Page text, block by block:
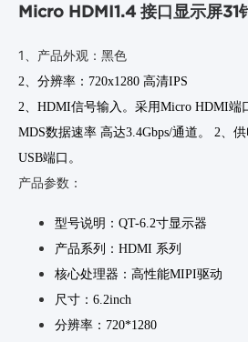
Micro HDMI1.4 接口显示屏31
1、产品外观：黑色
2、分辨率：720x1280 高清IPS
2、HDMI信号输入。采用Micro HDMI端
MDS数据速率 高达3.4Gbps/通道。 2、
USB端口。
产品参数：
型号说明： QT-6.2寸显示器
产品系列： HDMI 系列
核心处理器：高性能MIPI驱动
尺寸：6.2inch
分辨率：720*1280